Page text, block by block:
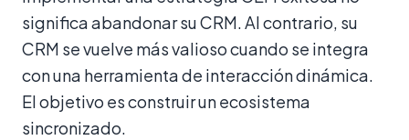
significa abandonar su CRM. Al contrario, su
CRM se vuelve más valioso cuando se integra
con una herramienta de interacción dinámica.
El objetivo es construir un ecosistema
sincronizado.